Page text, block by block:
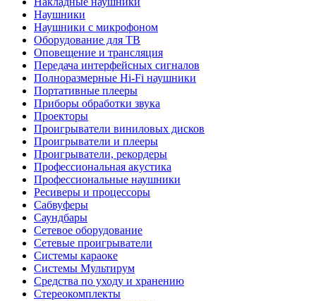
Наушники
Наушники с микрофоном
Оборудование для ТВ
Оповещение и трансляция
Передача интерфейсных сигналов
Полноразмерные Hi-Fi наушники
Портативные плееры
Приборы обработки звука
Проекторы
Проигрыватели виниловых дисков
Проигрыватели и плееры
Проигрыватели, рекордеры
Профессиональная акустика
Профессиональные наушники
Ресиверы и процессоры
Сабвуферы
Саундбары
Сетевое оборудование
Сетевые проигрыватели
Системы караоке
Системы Мультирум
Средства по уходу и хранению
Стереокомплекты